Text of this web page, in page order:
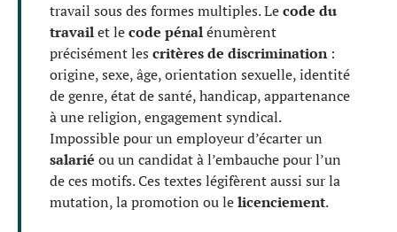
travail sous des formes multiples. Lecode du
travailet lecode pénalénumèrent
précisément les critères de discrimination:
origine, sexe, âge, orientation sexuelle, identité
de genre, état de santé, handicap, appartenance
à une religion, engagement syndical.
Impossible pour un employeur d’écarter un
salarié ou un candidat à l’embauche pour l’un
de ces motifs. Ces textes légifèrent aussi sur la
mutation, la promotion ou lelicenciement.